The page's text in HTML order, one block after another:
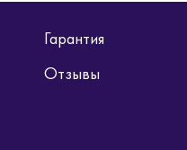
Гарантия
Отзывы